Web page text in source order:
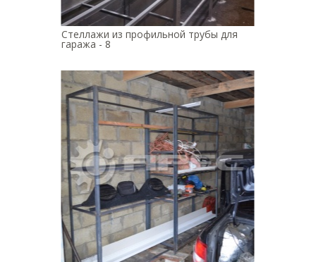
Стеллажи из профильной трубы для
гаража - 8